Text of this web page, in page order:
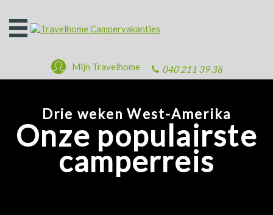
Open
het
040 211 39 38
Mijn Travelhome
Drie weken West-Amerika
Onze populairste
camperreis